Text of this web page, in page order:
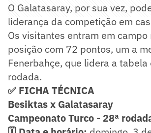
O Galatasaray, por sua vez,
liderança da competição em
Os visitantes entram em campo
posição com 72 pontos, um a
Fenerbahçe, que lidera a tabela
rodada.
✅ FICHA TÉCNICA
Besiktas x Galatasaray
Campeonato Turco - 28ª